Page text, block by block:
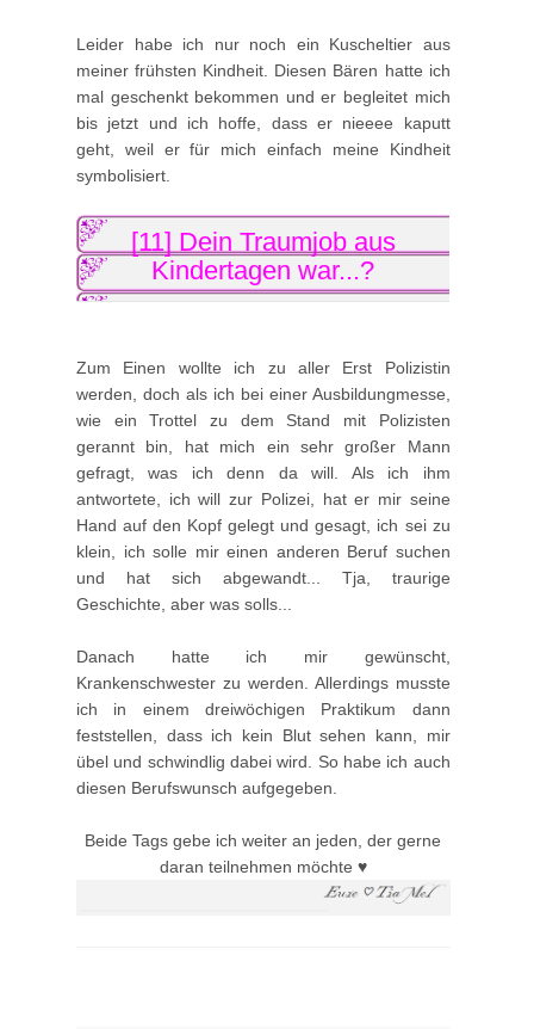
Leider habe ich nur noch ein Kuscheltier aus
meiner frühsten Kindheit. Diesen Bären hatte ich
mal geschenkt bekommen und er begleitet mich
bis jetzt und ich hoffe, dass er nieeee kaputt
geht, weil er für mich einfach meine Kindheit
symbolisiert.
[11] Dein Traumjob aus
Kindertagen war...?
Zum Einen wollte ich zu aller Erst Polizistin
werden, doch als ich bei einer Ausbildungmesse,
wie ein Trottel zu dem Stand mit Polizisten
gerannt bin, hat mich ein sehr großer Mann
gefragt, was ich denn da will. Als ich ihm
antwortete, ich will zur Polizei, hat er mir seine
Hand auf den Kopf gelegt und gesagt, ich sei zu
klein, ich solle mir einen anderen Beruf suchen
und hat sich abgewandt... Tja, traurige
Geschichte, aber was solls...
Danach hatte ich mir gewünscht,
Krankenschwester zu werden. Allerdings musste
ich in einem dreiwöchigen Praktikum dann
feststellen, dass ich kein Blut sehen kann, mir
übel und schwindlig dabei wird. So habe ich auch
diesen Berufswunsch aufgegeben.
Beide Tags gebe ich weiter an jeden, der gerne
daran teilnehmen möchte ♥